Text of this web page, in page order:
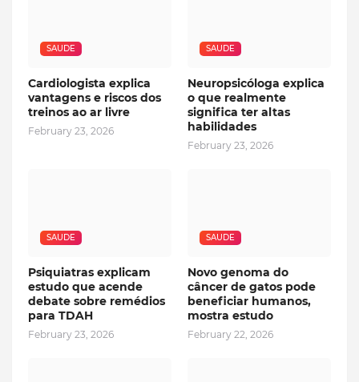
SAUDE
Cardiologista explica
vantagens e riscos dos
treinos ao ar livre
February 23, 2026
SAUDE
Neuropsicóloga explica
o que realmente
significa ter altas
habilidades
February 23, 2026
SAUDE
Psiquiatras explicam
estudo que acende
debate sobre remédios
para TDAH
February 23, 2026
SAUDE
Novo genoma do
câncer de gatos pode
beneficiar humanos,
mostra estudo
February 22, 2026